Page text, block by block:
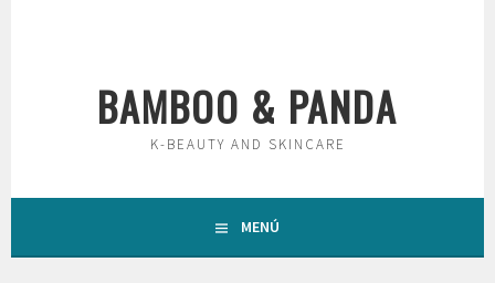
BAMBOO & PANDA
K-BEAUTY AND SKINCARE
MENÚ